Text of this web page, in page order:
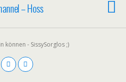
– Hoss
können - SissySorglos ;)